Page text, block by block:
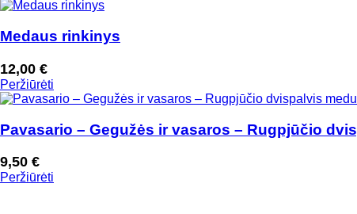
Medaus rinkinys
12,00 €
Peržiūrėti
Pavasario – Gegužės ir vasaros – Rugpjūčio
9,50 €
Peržiūrėti